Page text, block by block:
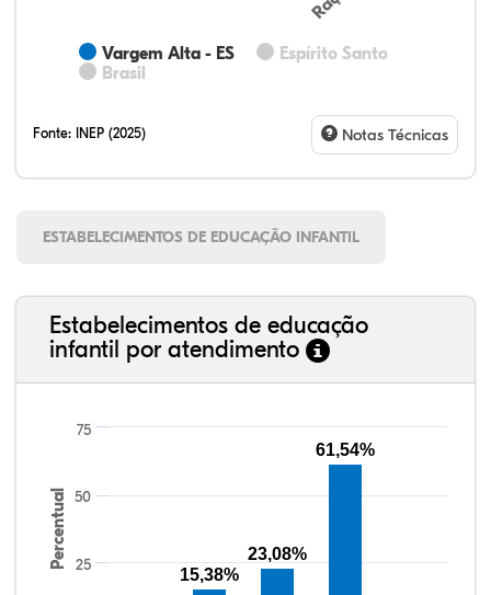
Vargem Alta - ES
Espírito Santo
Brasil
Fonte: INEP (2025) Notas Técnicas
ESTABELECIMENTOS DE EDUCAÇÃO INFANTIL
Estabelecimentos de educação
infantil por atendimento
Percentual 25
50
75
15,38%
23,08%
61,54%